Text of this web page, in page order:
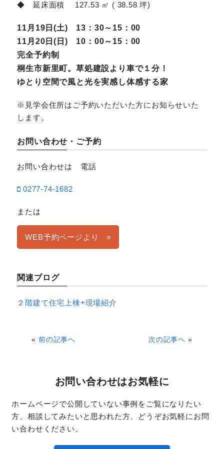
◆ 延床面積 127.53 ㎡ ( 38.58 坪)
11月19日(土) 13：30～15：00
11月20日(日) 10：00～15：00
完全予約制
桐生市新里町。草処建設より車で１分！
ゆとり空間で風と光を実感し体感する家
※見学会住所はご予約いただいた方にお知らせいた
します。
お問い合わせ・ご予約
お問い合わせは 電話
0277-74-1682
または
WEB予約ページより »
関連ブログ
２階建て住宅上棟+現場紹介
«前の記事へ 次の記事へ »
お問い合わせはお気軽に
ホームページで公開していない事例をご覧になりたい
方、相談してみたいと思われた方、どうぞお気軽にお問
い合わせください。